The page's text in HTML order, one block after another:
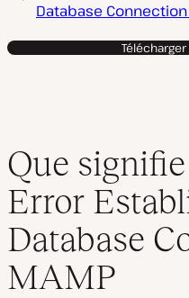
Database
Télécharger
Que signifie
Error
Database
MAMP